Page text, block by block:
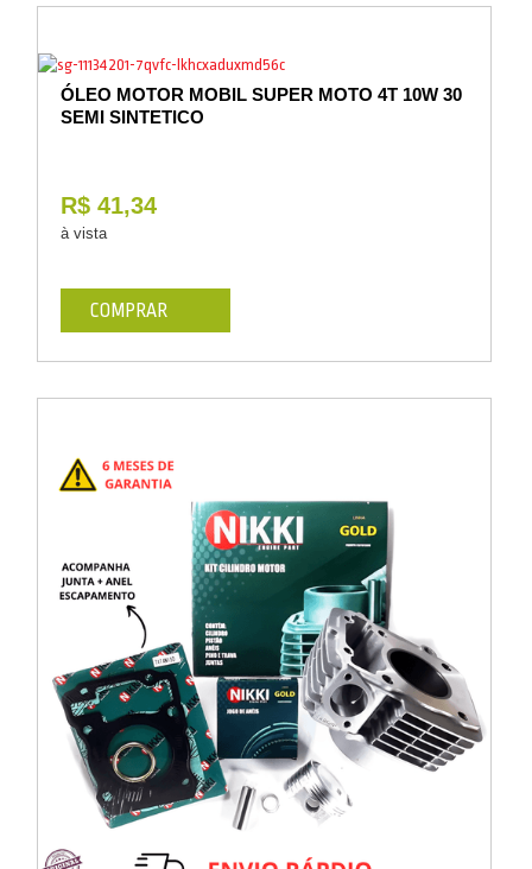
ÓLEO MOTOR MOBIL SUPER MOTO 4T 10W 30
SEMI SINTETICO
R$ 41,34
à vista
COMPRAR